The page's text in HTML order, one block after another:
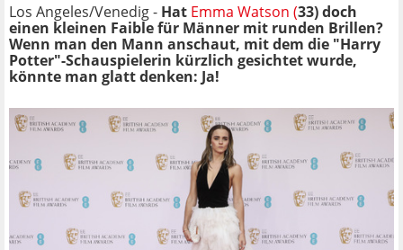
Los Angeles/Venedig - Hat Emma Watson (33) doch
einen kleinen Faible für Männer mit runden Brillen?
Wenn man den Mann anschaut, mit dem die "Harry
Potter"-Schauspielerin kürzlich gesichtet wurde,
könnte man glatt denken: Ja!